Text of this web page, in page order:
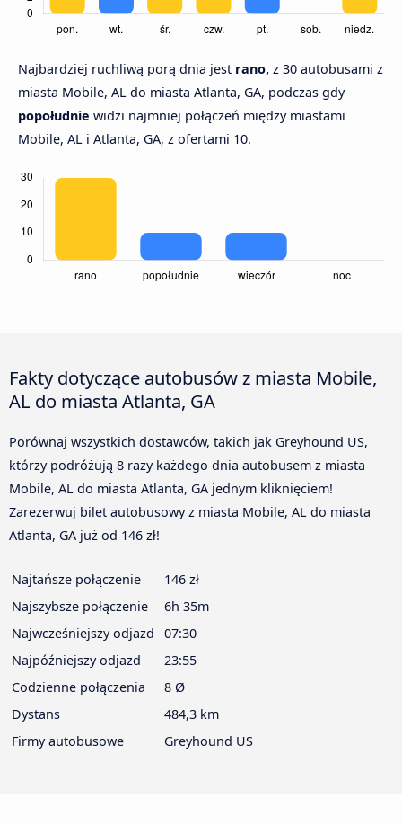
Najbardziej ruchliwą porą dnia jest rano, z 30 autobusami z
miasta Mobile, AL do miasta Atlanta, GA, podczas gdy
popołudnie widzi najmniej połączeń między miastami
Mobile, AL i Atlanta, GA, z ofertami 10.
Fakty dotyczące autobusów z miasta Mobile,
AL do miasta Atlanta, GA
Porównaj wszystkich dostawców, takich jak Greyhound US,
którzy podróżują 8 razy każdego dnia autobusem z miasta
Mobile, AL do miasta Atlanta, GA jednym kliknięciem!
Zarezerwuj bilet autobusowy z miasta Mobile, AL do miasta
Atlanta, GA już od 146 zł!
Najtańsze połączenie
146 zł
Najszybsze połączenie
6h 35m
Najwcześniejszy odjazd
07:30
Najpóźniejszy odjazd
23:55
Codzienne połączenia
8 Ø
Dystans
484,3 km
Firmy autobusowe
Greyhound US